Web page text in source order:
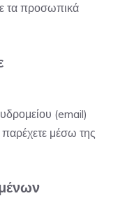
τα προσωπικά
(email)
μέσω της